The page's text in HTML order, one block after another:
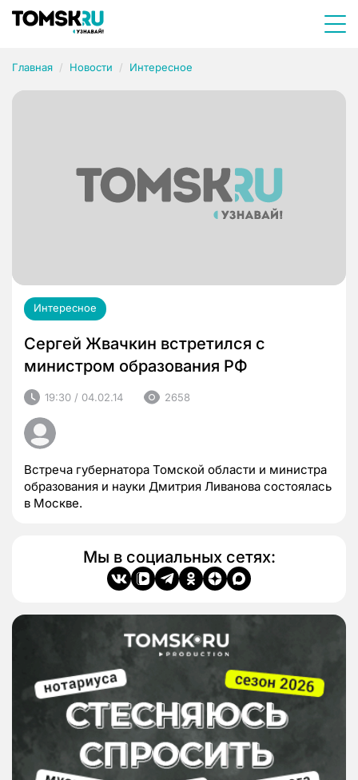
Главная Новости Интересное
Интересное
Сергей Жвачкин встретился с
министром образования РФ
19:30 / 04.02.14 2658
Встреча губернатора Томской области и министра
образования и науки Дмитрия Ливанова состоялась
в Москве.
Мы в социальных сетях: